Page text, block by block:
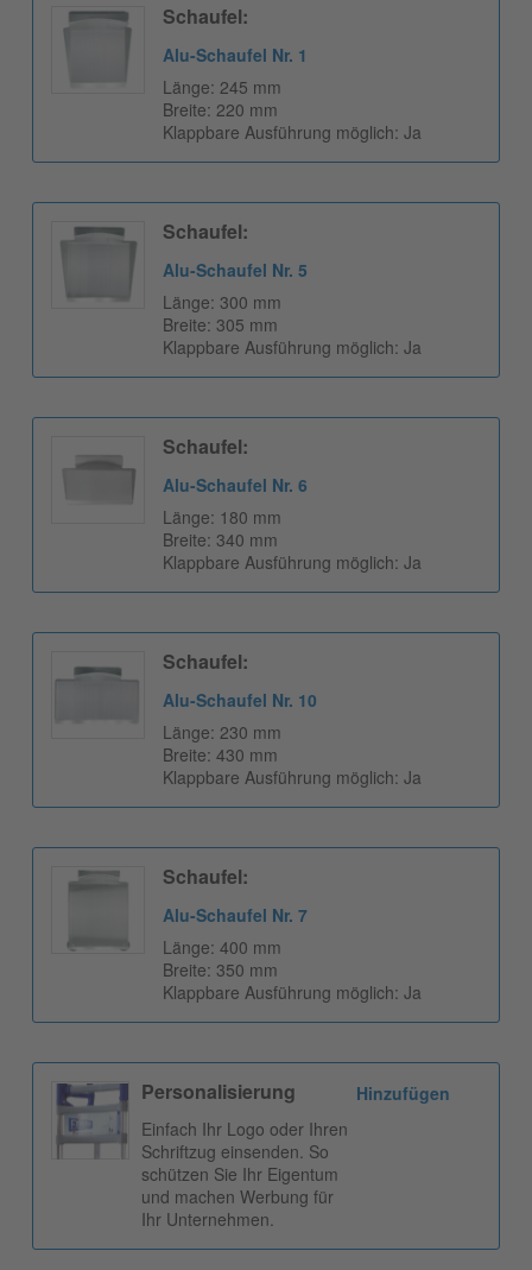
Schaufel:
Alu-Schaufel Nr. 1
Länge: 245 mm
Breite: 220 mm
Klappbare Ausführung möglich: Ja
Schaufel:
Alu-Schaufel Nr. 5
Länge: 300 mm
Breite: 305 mm
Klappbare Ausführung möglich: Ja
Schaufel:
Alu-Schaufel Nr. 6
Länge: 180 mm
Breite: 340 mm
Klappbare Ausführung möglich: Ja
Schaufel:
Alu-Schaufel Nr. 10
Länge: 230 mm
Breite: 430 mm
Klappbare Ausführung möglich: Ja
Schaufel:
Alu-Schaufel Nr. 7
Länge: 400 mm
Breite: 350 mm
Klappbare Ausführung möglich: Ja
Personalisierung
Einfach Ihr Logo oder Ihren
Schriftzug einsenden. So
schützen Sie Ihr Eigentum
und machen Werbung für
Ihr Unternehmen.
Hinzufügen